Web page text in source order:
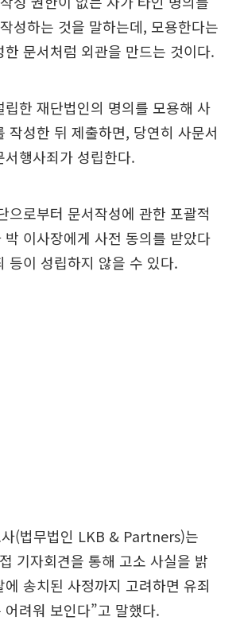
성하는 것을 말하는데, 모용한다는
한 문서처럼 외관을 만드는 것이다.
립한 재단법인의 명의를 모용해 사
작성한 뒤 제출하면, 당연히 사문서
행사죄가 성립한다.
으로부터 문서작성에 관한 포괄적
이사장에게 사전 동의를 받았다
등이 성립하지 않을 수 있다.
(법무법인 LKB & Partners)는
기자회견을 통해 고소 사실을 밝
송치된 사정까지 고려하면 유죄
려워 보인다”고 말했다.